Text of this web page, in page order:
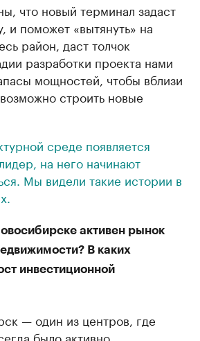
что новый терминал задаст
и поможет «вытянуть» на
район, даст толчок
разработки проекта нами
мощностей, чтобы вблизи
строить новые
среде появляется
на него начинают
Мы видели такие истории в
активен рынок
В каких
инвестиционной
— один из центров, где
было активно.